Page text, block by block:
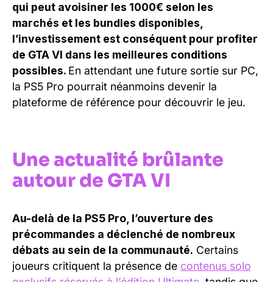
qui peut avoisiner les 1000€ selon les
marchés et les bundles disponibles,
l’investissement est conséquent pour profiter
de GTA VI dans les meilleures conditions
possibles. En attendant une future sortie sur PC,
la PS5 Pro pourrait néanmoins devenir la
plateforme de référence pour découvrir le jeu.
Une actualité brûlante
autour de GTA VI
Au-delà de la PS5 Pro, l’ouverture des
précommandes a déclenché de nombreux
débats au sein de la communauté. Certains
joueurs critiquent la présence de contenus solo